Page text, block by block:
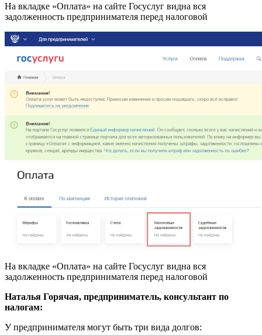
На вкладке «Оплата» на сайте Госуслуг видна вся
задолженность предпринимателя перед налоговой
На вкладке «Оплата» на сайте Госуслуг видна вся
задолженность предпринимателя перед налоговой
Наталья Горячая, предприниматель, консультант по
налогам:
У предпринимателя могут быть три вида долгов: